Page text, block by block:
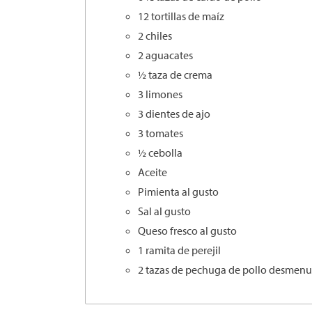
12 tortillas de maíz
2 chiles
2 aguacates
½ taza de crema
3 limones
3 dientes de ajo
3 tomates
½ cebolla
Aceite
Pimienta al gusto
Sal al gusto
Queso fresco al gusto
1 ramita de perejil
2 tazas de pechuga de pollo